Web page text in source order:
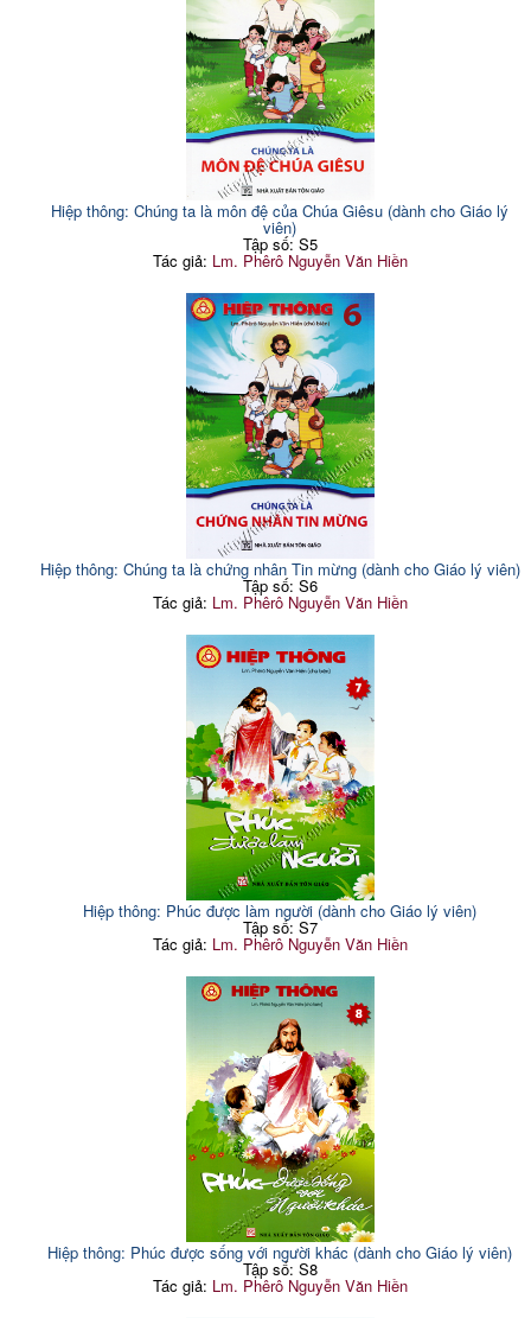
Hiệp thông: Chúng ta là môn đệ của Chúa Giêsu (dành cho Giáo lý
viên)
Tập số: S5
Tác giả: Lm. Phêrô Nguyễn Văn Hiền
Hiệp thông: Chúng ta là chứng nhân Tin mừng (dành cho Giáo lý viên)
Tập số: S6
Tác giả: Lm. Phêrô Nguyễn Văn Hiền
Hiệp thông: Phúc được làm người (dành cho Giáo lý viên)
Tập số: S7
Tác giả: Lm. Phêrô Nguyễn Văn Hiền
Hiệp thông: Phúc được sống với người khác (dành cho Giáo lý viên)
Tập số: S8
Tác giả: Lm. Phêrô Nguyễn Văn Hiền